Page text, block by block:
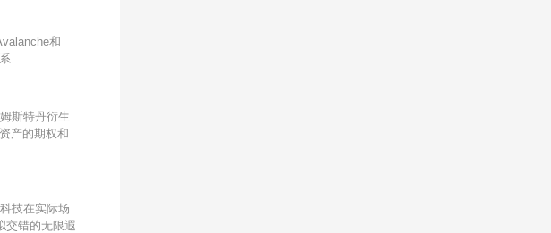
和
...
斯特丹衍生
产的期权和
技在实际场
交错的无限遐